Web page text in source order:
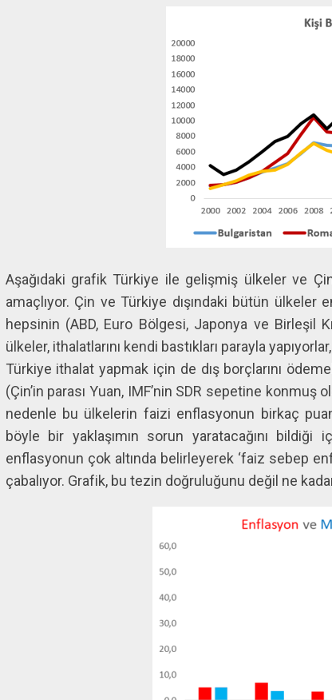
Aşağıdaki grafik Türkiye ile gelişmiş ülkeler ve
amaçlıyor. Çin ve Türkiye dışındaki bütün
hepsinin (ABD, Euro Bölgesi, Japonya ve Birleşil
ülkeler, ithalatlarını kendi bastıkları parayla
Türkiye ithalat yapmak için de dış borçlarını
(Çin’in parası Yuan, IMF’nin SDR sepetine
nedenle bu ülkelerin faizi enflasyonun birkaç
böyle bir yaklaşımın sorun yaratacağını
enflasyonun çok altında belirleyerek ‘faiz sebep
çabalıyor. Grafik, bu tezin doğruluğunu değil ne